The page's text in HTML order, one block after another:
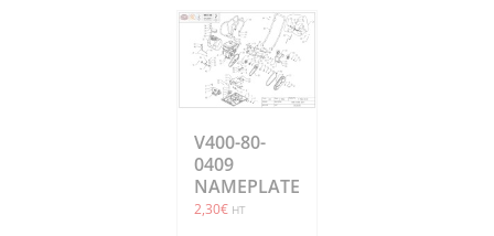
V400-80-
0409
NAMEPLATE
2,30€ HT